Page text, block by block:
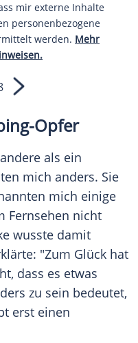
mir externe Inhalte
personenbezogene
werden. Mehr
Opfer
als ein
mich anders. Sie
mich einige
Fernsehen nicht
wusste damit
"Zum Glück hat
dass es etwas
zu sein bedeutet,
erst einen